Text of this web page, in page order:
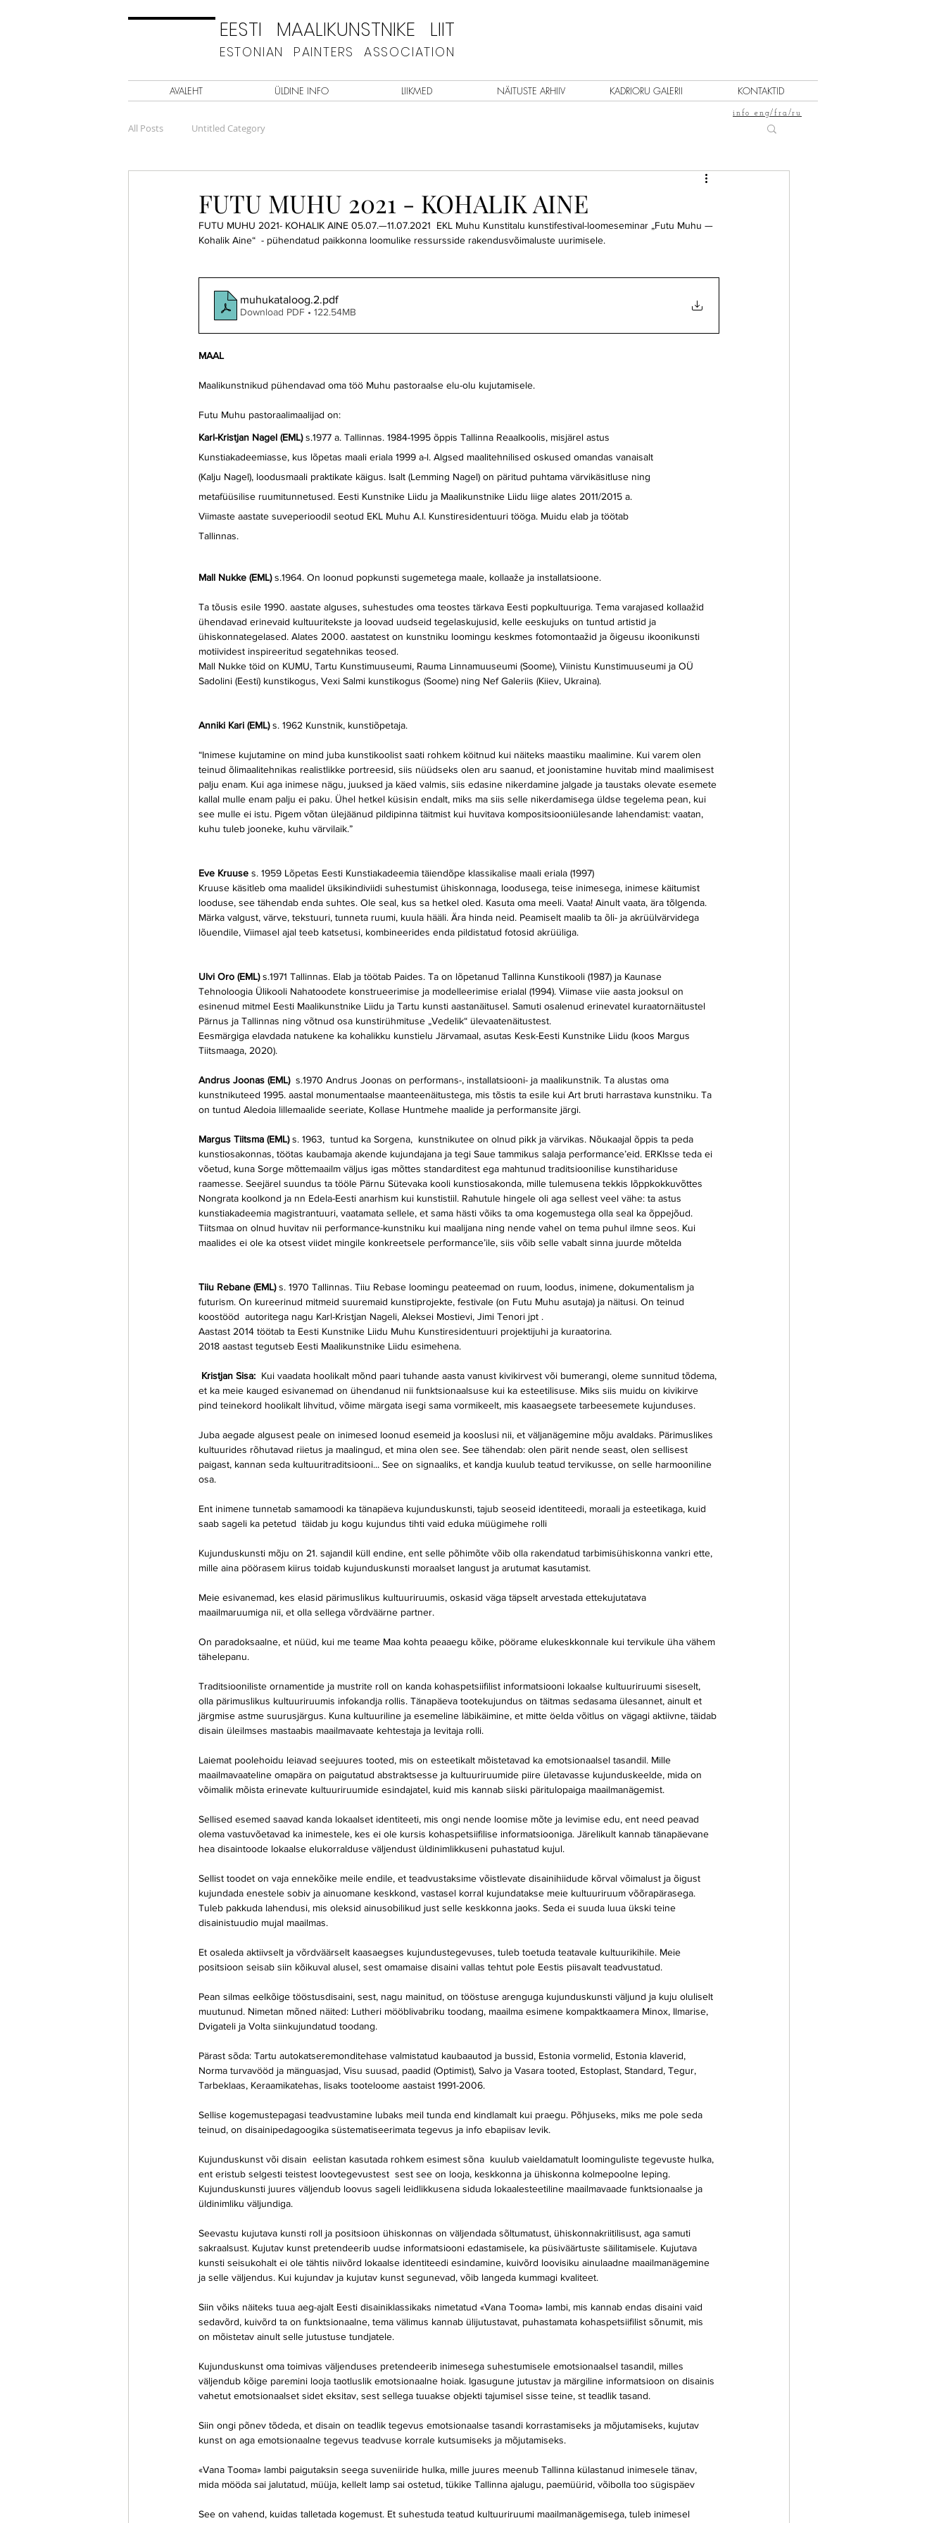
EESTI MAALIKUNSTNIKE LIIT
ESTONIAN PAINTERS ASSOCIATION
AVALEHT ÜLDINE INFO LIIKMED NÄITUSTE ARHIIV KADRIORU GALERII KONTAKTID
info eng/fra/ru
All Posts Untitled Category
FUTU MUHU 2021 - KOHALIK AINE
FUTU MUHU 2021- KOHALIK AINE 05.07.—11.07.2021  EKL Muhu Kunstitalu kunstifestival-loomeseminar „Futu Muhu —
Kohalik Aine“  - pühendatud paikkonna loomulike ressursside rakendusvõimaluste uurimisele.
muhukataloog.2.pdf
Download PDF • 122.54MB
MAAL
Maalikunstnikud pühendavad oma töö Muhu pastoraalse elu-olu kujutamisele.
Futu Muhu pastoraalimaalijad on:
Karl-Kristjan Nagel (EML) s.1977 a. Tallinnas. 1984-1995 õppis Tallinna Reaalkoolis, misjärel astus
Kunstiakadeemiasse, kus lõpetas maali eriala 1999 a-l. Algsed maalitehnilised oskused omandas vanaisalt
(Kalju Nagel), loodusmaali praktikate käigus. Isalt (Lemming Nagel) on päritud puhtama värvikäsitluse ning
metafüüsilise ruumitunnetused. Eesti Kunstnike Liidu ja Maalikunstnike Liidu liige alates 2011/2015 a.
Viimaste aastate suveperioodil seotud EKL Muhu A.I. Kunstiresidentuuri tööga. Muidu elab ja töötab
Tallinnas.
Mall Nukke (EML) s.1964. On loonud popkunsti sugemetega maale, kollaaže ja installatsioone.
Ta tõusis esile 1990. aastate alguses, suhestudes oma teostes tärkava Eesti popkultuuriga. Tema varajased kollaažid
ühendavad erinevaid kultuuritekste ja loovad uudseid tegelaskujusid, kelle eeskujuks on tuntud artistid ja
ühiskonnategelased. Alates 2000. aastatest on kunstniku loomingu keskmes fotomontaažid ja õigeusu ikoonikunsti
motiividest inspireeritud segatehnikas teosed.
Mall Nukke töid on KUMU, Tartu Kunstimuuseumi, Rauma Linnamuuseumi (Soome), Viinistu Kunstimuuseumi ja OÜ
Sadolini (Eesti) kunstikogus, Vexi Salmi kunstikogus (Soome) ning Nef Galeriis (Kiiev, Ukraina).
Anniki Kari (EML) s. 1962 Kunstnik, kunstiõpetaja.
“Inimese kujutamine on mind juba kunstikoolist saati rohkem köitnud kui näiteks maastiku maalimine. Kui varem olen
teinud õlimaalitehnikas realistlikke portreesid, siis nüüdseks olen aru saanud, et joonistamine huvitab mind maalimisest
palju enam. Kui aga inimese nägu, juuksed ja käed valmis, siis edasine nikerdamine jalgade ja taustaks olevate esemete
kallal mulle enam palju ei paku. Ühel hetkel küsisin endalt, miks ma siis selle nikerdamisega üldse tegelema pean, kui
see mulle ei istu. Pigem võtan ülejäänud pildipinna täitmist kui huvitava kompositsiooniülesande lahendamist: vaatan,
kuhu tuleb jooneke, kuhu värvilaik.”
Eve Kruuse s. 1959 Lõpetas Eesti Kunstiakadeemia täiendõpe klassikalise maali eriala (1997)
Kruuse käsitleb oma maalidel üksikindiviidi suhestumist ühiskonnaga, loodusega, teise inimesega, inimese käitumist
looduse, see tähendab enda suhtes. Ole seal, kus sa hetkel oled. Kasuta oma meeli. Vaata! Ainult vaata, ära tõlgenda.
Märka valgust, värve, tekstuuri, tunneta ruumi, kuula hääli. Ära hinda neid. Peamiselt maalib ta õli- ja akrüülvärvidega
lõuendile, Viimasel ajal teeb katsetusi, kombineerides enda pildistatud fotosid akrüüliga.
Ulvi Oro (EML) s.1971 Tallinnas. Elab ja töötab Paides. Ta on lõpetanud Tallinna Kunstikooli (1987) ja Kaunase
Tehnoloogia Ülikooli Nahatoodete konstrueerimise ja modelleerimise erialal (1994). Viimase viie aasta jooksul on
esinenud mitmel Eesti Maalikunstnike Liidu ja Tartu kunsti aastanäitusel. Samuti osalenud erinevatel kuraatornäitustel
Pärnus ja Tallinnas ning võtnud osa kunstirühmituse „Vedelik“ ülevaatenäitustest.
Eesmärgiga elavdada natukene ka kohalikku kunstielu Järvamaal, asutas Kesk-Eesti Kunstnike Liidu (koos Margus
Tiitsmaaga, 2020).
Andrus Joonas (EML) s.1970 Andrus Joonas on performans-, installatsiooni- ja maalikunstnik. Ta alustas oma
kunstnikuteed 1995. aastal monumentaalse maanteenäitustega, mis tõstis ta esile kui Art bruti harrastava kunstniku. Ta
on tuntud Aledoia lillemaalide seeriate, Kollase Huntmehe maalide ja performansite järgi.
Margus Tiitsma (EML) s. 1963,  tuntud ka Sorgena,  kunstnikutee on olnud pikk ja värvikas. Nõukaajal õppis ta peda
kunstiosakonnas, töötas kaubamaja akende kujundajana ja tegi Saue tammikus salaja performance’eid. ERKIsse teda ei
võetud, kuna Sorge mõttemaailm väljus igas mõttes standarditest ega mahtunud traditsioonilise kunstihariduse
raamesse. Seejärel suundus ta tööle Pärnu Sütevaka kooli kunstiosakonda, mille tulemusena tekkis lõppkokkuvõttes
Nongrata koolkond ja nn Edela-Eesti anarhism kui kunstistiil. Rahutule hingele oli aga sellest veel vähe: ta astus
kunstiakadeemia magistrantuuri, vaatamata sellele, et sama hästi võiks ta oma kogemustega olla seal ka õppejõud.
Tiitsmaa on olnud huvitav nii performance-kunstniku kui maalijana ning nende vahel on tema puhul ilmne seos. Kui
maalides ei ole ka otsest viidet mingile konkreetsele performance’ile, siis võib selle vabalt sinna juurde mõtelda
Tiiu Rebane (EML) s. 1970 Tallinnas. Tiiu Rebase loomingu peateemad on ruum, loodus, inimene, dokumentalism ja
futurism. On kureerinud mitmeid suuremaid kunstiprojekte, festivale (on Futu Muhu asutaja) ja näitusi. On teinud
koostööd  autoritega nagu Karl-Kristjan Nageli, Aleksei Mostievi, Jimi Tenori jpt .
Aastast 2014 töötab ta Eesti Kunstnike Liidu Muhu Kunstiresidentuuri projektijuhi ja kuraatorina.
2018 aastast tegutseb Eesti Maalikunstnike Liidu esimehena.
Kristjan Sisa: Kui vaadata hoolikalt mõnd paari tuhande aasta vanust kivikirvest või bumerangi, oleme sunnitud tõdema,
et ka meie kauged esivanemad on ühendanud nii funktsionaalsuse kui ka esteetilisuse. Miks siis muidu on kivikirve
pind teinekord hoolikalt lihvitud, võime märgata isegi sama vormikeelt, mis kaasaegsete tarbeesemete kujunduses.
Juba aegade algusest peale on inimesed loonud esemeid ja kooslusi nii, et väljanägemine mõju avaldaks. Pärimuslikes
kultuurides rõhutavad riietus ja maalingud, et mina olen see. See tähendab: olen pärit nende seast, olen sellisest
paigast, kannan seda kultuuritraditsiooni... See on signaaliks, et kandja kuulub teatud tervikusse, on selle harmooniline
osa.
Ent inimene tunnetab samamoodi ka tänapäeva kujunduskunsti, tajub seoseid identiteedi, moraali ja esteetikaga, kuid
saab sageli ka petetud  täidab ju kogu kujundus tihti vaid eduka müügimehe rolli
Kujunduskunsti mõju on 21. sajandil küll endine, ent selle põhimõte võib olla rakendatud tarbimisühiskonna vankri ette,
mille aina pöörasem kiirus toidab kujunduskunsti moraalset langust ja arutumat kasutamist.
Meie esivanemad, kes elasid pärimuslikus kultuuriruumis, oskasid väga täpselt arvestada ettekujutatava
maailmaruumiga nii, et olla sellega võrdväärne partner.
On paradoksaalne, et nüüd, kui me teame Maa kohta peaaegu kõike, pöörame elukeskkonnale kui tervikule üha vähem
tähelepanu.
Traditsiooniliste ornamentide ja mustrite roll on kanda kohaspetsiifilist informatsiooni lokaalse kultuuriruumi siseselt,
olla pärimuslikus kultuuriruumis infokandja rollis. Tänapäeva tootekujundus on täitmas sedasama ülesannet, ainult et
järgmise astme suurusjärgus. Kuna kultuuriline ja esemeline läbikäimine, et mitte öelda võitlus on vägagi aktiivne, täidab
disain üleilmses mastaabis maailmavaate kehtestaja ja levitaja rolli.
Laiemat poolehoidu leiavad seejuures tooted, mis on esteetikalt mõistetavad ka emotsionaalsel tasandil. Mille
maailmavaateline omapära on paigutatud abstraktsesse ja kultuuriruumide piire ületavasse kujunduskeelde, mida on
võimalik mõista erinevate kultuuriruumide esindajatel, kuid mis kannab siiski päritulopaiga maailmanägemist.
Sellised esemed saavad kanda lokaalset identiteeti, mis ongi nende loomise mõte ja levimise edu, ent need peavad
olema vastuvõetavad ka inimestele, kes ei ole kursis kohaspetsiifilise informatsiooniga. Järelikult kannab tänapäevane
hea disaintoode lokaalse elukorralduse väljendust üldinimlikkuseni puhastatud kujul.
Sellist toodet on vaja ennekõike meile endile, et teadvustaksime võistlevate disainihiidude kõrval võimalust ja õigust
kujundada enestele sobiv ja ainuomane keskkond, vastasel korral kujundatakse meie kultuuriruum võõrapärasega.
Tuleb pakkuda lahendusi, mis oleksid ainusobilikud just selle keskkonna jaoks. Seda ei suuda luua ükski teine
disainistuudio mujal maailmas.
Et osaleda aktiivselt ja võrdväärselt kaasaegses kujundustegevuses, tuleb toetuda teatavale kultuurikihile. Meie
positsioon seisab siin kõikuval alusel, sest omamaise disaini vallas tehtut pole Eestis piisavalt teadvustatud.
Pean silmas eelkõige tööstusdisaini, sest, nagu mainitud, on tööstuse arenguga kujunduskunsti väljund ja kuju oluliselt
muutunud. Nimetan mõned näited: Lutheri mööblivabriku toodang, maailma esimene kompaktkaamera Minox, Ilmarise,
Dvigateli ja Volta siinkujundatud toodang.
Pärast sõda: Tartu autokatseremonditehase valmistatud kaubaautod ja bussid, Estonia vormelid, Estonia klaverid,
Norma turvavööd ja mänguasjad, Visu suusad, paadid (Optimist), Salvo ja Vasara tooted, Estoplast, Standard, Tegur,
Tarbeklaas, Keraamikatehas, lisaks tooteloome aastaist 1991-2006.
Sellise kogemustepagasi teadvustamine lubaks meil tunda end kindlamalt kui praegu. Põhjuseks, miks me pole seda
teinud, on disainipedagoogika süstematiseerimata tegevus ja info ebapiisav levik.
Kujunduskunst või disain  eelistan kasutada rohkem esimest sõna  kuulub vaieldamatult loominguliste tegevuste hulka,
ent eristub selgesti teistest loovtegevustest  sest see on looja, keskkonna ja ühiskonna kolmepoolne leping.
Kujunduskunsti juures väljendub loovus sageli leidlikkusena siduda lokaalesteetiline maailmavaade funktsionaalse ja
üldinimliku väljundiga.
Seevastu kujutava kunsti roll ja positsioon ühiskonnas on väljendada sõltumatust, ühiskonnakriitilisust, aga samuti
sakraalsust. Kujutav kunst pretendeerib uudse informatsiooni edastamisele, ka püsiväärtuste säilitamisele. Kujutava
kunsti seisukohalt ei ole tähtis niivõrd lokaalse identiteedi esindamine, kuivõrd loovisiku ainulaadne maailmanägemine
ja selle väljendus. Kui kujundav ja kujutav kunst segunevad, võib langeda kummagi kvaliteet.
Siin võiks näiteks tuua aeg-ajalt Eesti disainiklassikaks nimetatud «Vana Tooma» lambi, mis kannab endas disaini vaid
sedavõrd, kuivõrd ta on funktsionaalne, tema välimus kannab ülijutustavat, puhastamata kohaspetsiifilist sõnumit, mis
on mõistetav ainult selle jutustuse tundjatele.
Kujunduskunst oma toimivas väljenduses pretendeerib inimesega suhestumisele emotsionaalsel tasandil, milles
väljendub kõige paremini looja taotluslik emotsionaalne hoiak. Igasugune jutustav ja märgiline informatsioon on disainis
vahetut emotsionaalset sidet eksitav, sest sellega tuuakse objekti tajumisel sisse teine, st teadlik tasand.
Siin ongi põnev tõdeda, et disain on teadlik tegevus emotsionaalse tasandi korrastamiseks ja mõjutamiseks, kujutav
kunst on aga emotsionaalne tegevus teadvuse korrale kutsumiseks ja mõjutamiseks.
«Vana Tooma» lambi paigutaksin seega suveniiride hulka, mille juures meenub Tallinna külastanud inimesele tänav,
mida mööda sai jalutatud, müüja, kellelt lamp sai ostetud, tükike Tallinna ajalugu, paemüürid, võibolla too sügispäev
See on vahend, kuidas talletada kogemust. Et suhestuda teatud kultuuriruumi maailmanägemisega, tuleb inimesel